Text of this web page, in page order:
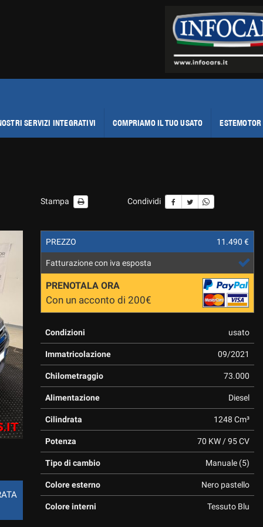
SERVIZI INTEGRATIVI COMPRIAMO IL TUO USATO
Stampa Condividi
PREZZO 11.490 €
Fatturazione con iva esposta
PRENOTALA ORA
Con un acconto di 200€
Condizioni usato
Immatricolazione 09/2021
Chilometraggio 73.000
Alimentazione Diesel
Cilindrata 1248 Cm³
Potenza 70 KW / 95 CV
Tipo di cambio Manuale (5)
Colore esterno Nero pastello
Colore interni Tessuto Blu